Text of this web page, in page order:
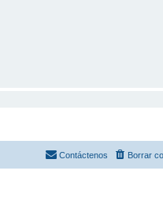
Borrar
Contáctenos